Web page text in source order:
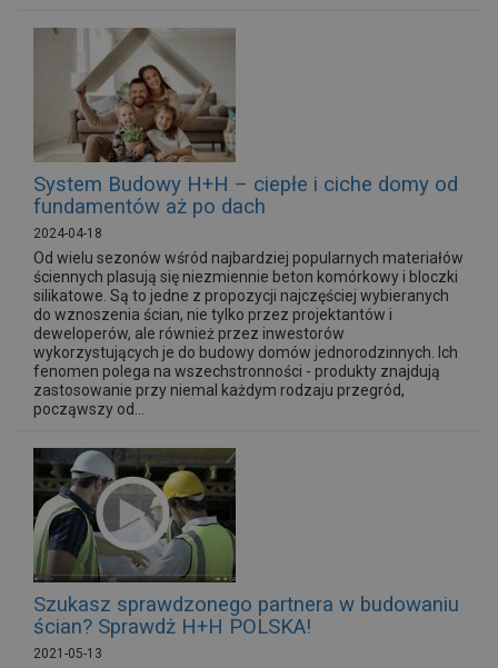
System Budowy H+H – ciepłe i ciche domy od
fundamentów aż po dach
2024-04-18
Od wielu sezonów wśród najbardziej popularnych materiałów
ściennych plasują się niezmiennie beton komórkowy i bloczki
silikatowe. Są to jedne z propozycji najczęściej wybieranych
do wznoszenia ścian, nie tylko przez projektantów i
deweloperów, ale również przez inwestorów
wykorzystujących je do budowy domów jednorodzinnych. Ich
fenomen polega na wszechstronności - produkty znajdują
zastosowanie przy niemal każdym rodzaju przegród,
począwszy od...
Szukasz sprawdzonego partnera w budowaniu
ścian? Sprawdż H+H POLSKA!
2021-05-13